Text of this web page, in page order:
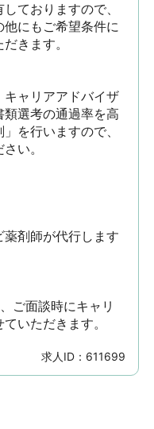
ておりますので、
にもご希望条件に
きます。
ャリアアドバイザ
選考の通過率を高
を行いますので、
い。
剤師が代行します
ご面談時にキャリ
いただきます。
求人ID： 611699